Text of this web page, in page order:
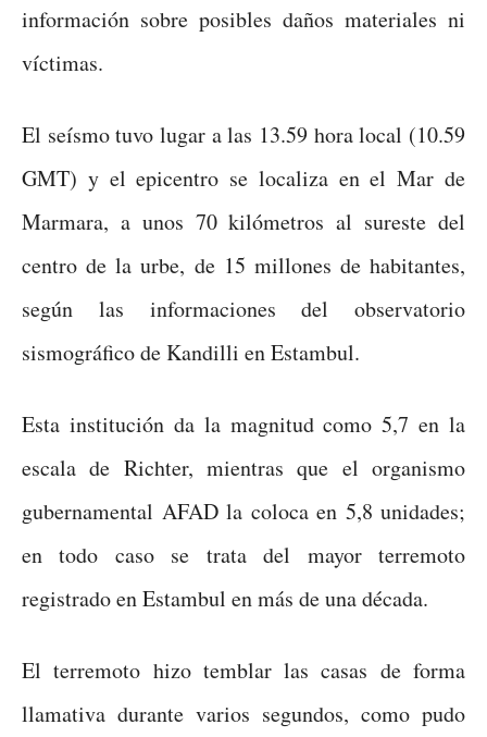
información sobre posibles daños materiales ni
víctimas.
El seísmo tuvo lugar a las 13.59 hora local (10.59
GMT) y el epicentro se localiza en el Mar de
Marmara, a unos 70 kilómetros al sureste del
centro de la urbe, de 15 millones de habitantes,
según las informaciones del observatorio
sismográfico de Kandilli en Estambul.
Esta institución da la magnitud como 5,7 en la
escala de Richter, mientras que el organismo
gubernamental AFAD la coloca en 5,8 unidades;
en todo caso se trata del mayor terremoto
registrado en Estambul en más de una década.
El terremoto hizo temblar las casas de forma
llamativa durante varios segundos, como pudo